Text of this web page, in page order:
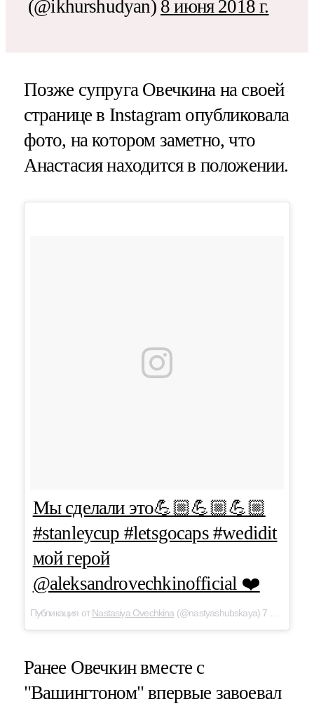
(@ikhurshudyan) 8 июня 2018 г.
Позже супруга Овечкина на своей
странице в Instagram опубликовала
фото, на котором заметно, что
Анастасия находится в положении.
Мы сделали это💪🏼💪🏼💪🏼
#stanleycup #letsgocaps #wedidit
мой герой
@aleksandrovechkinofficial ❤️
Публикация отNastasiya Ovechkina(@nastyashubskaya) 7 Июн 2018 в 11:44 PDT
Ранее Овечкин вместе с
"Вашингтоном" впервые завоевал